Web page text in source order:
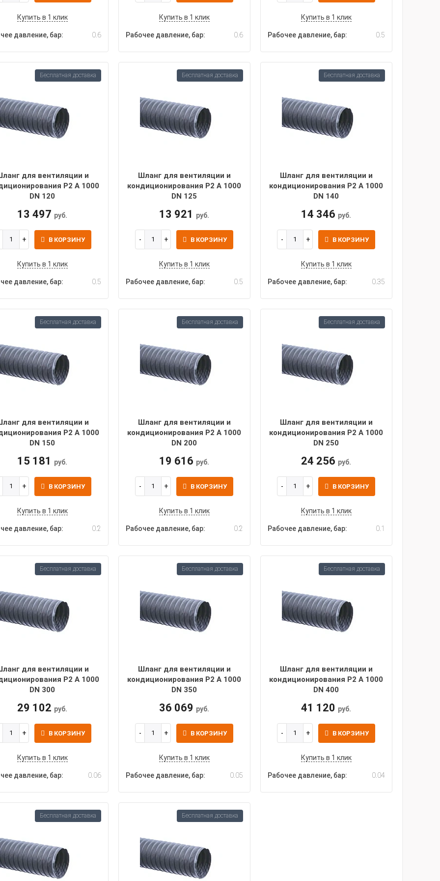
Купить в 1 клик
давление, бар: 0.6
Купить в 1 клик
Рабочее давление, бар: 0.6
Купить в 1 клик
Рабочее давление, бар: 0.5
для вентиляции и
P2 A 1000
DN 120
13 497 руб.
В КОРЗИНУ
Купить в 1 клик
давление, бар: 0.5
Бесплатная доставка
Шланг для вентиляции и
кондиционирования P2 A 1000
DN 125
13 921 руб.
В КОРЗИНУ
Купить в 1 клик
Рабочее давление, бар: 0.5
Бесплатная доставка
Шланг для вентиляции и
кондиционирования P2 A 1000
DN 140
14 346 руб.
В КОРЗИНУ
Купить в 1 клик
Рабочее давление, бар: 0.35
Бесплатная доставка
для вентиляции и
P2 A 1000
DN 150
15 181 руб.
В КОРЗИНУ
Купить в 1 клик
давление, бар: 0.2
Бесплатная доставка
Шланг для вентиляции и
кондиционирования P2 A 1000
DN 200
19 616 руб.
В КОРЗИНУ
Купить в 1 клик
Рабочее давление, бар: 0.2
Бесплатная доставка
Шланг для вентиляции и
кондиционирования P2 A 1000
DN 250
24 256 руб.
В КОРЗИНУ
Купить в 1 клик
Рабочее давление, бар: 0.1
Бесплатная доставка
для вентиляции и
P2 A 1000
DN 300
29 102 руб.
В КОРЗИНУ
Купить в 1 клик
давление, бар: 0.06
Бесплатная доставка
Шланг для вентиляции и
кондиционирования P2 A 1000
DN 350
36 069 руб.
В КОРЗИНУ
Купить в 1 клик
Рабочее давление, бар: 0.05
Бесплатная доставка
Шланг для вентиляции и
кондиционирования P2 A 1000
DN 400
41 120 руб.
В КОРЗИНУ
Купить в 1 клик
Рабочее давление, бар: 0.04
Бесплатная доставка
Бесплатная доставка Бесплатная доставка